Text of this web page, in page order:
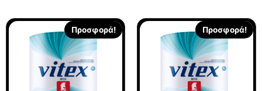
Προσφορά! Προσφορά!